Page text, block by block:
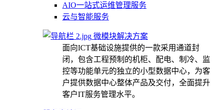
AIO一站式运维管理服务
云与智能服务
微模块解决方案
面向ICT基础设施提供的一款采用通道封
闭，包含工程预制的机柜、配电、制冷、监
控等功能单元的独立的小型数据中心，为客
户提供数据中心整体产品及交付，全面提升
客户IT服务管理水平。